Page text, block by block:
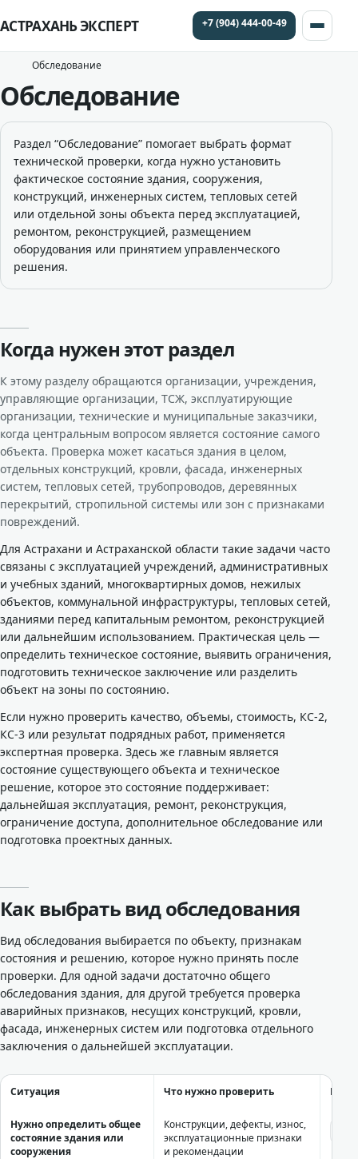
АСТРАХАНЬ ЭКСПЕРТ +7 (904) 444-00-49
Обследование
Обследование
Раздел “Обследование” помогает выбрать формат
технической проверки, когда нужно установить
фактическое состояние здания, сооружения,
конструкций, инженерных систем, тепловых сетей
или отдельной зоны объекта перед эксплуатацией,
ремонтом, реконструкцией, размещением
оборудования или принятием управленческого
решения.
Когда нужен этот раздел
К этому разделу обращаются организации, учреждения,
управляющие организации, ТСЖ, эксплуатирующие
организации, технические и муниципальные заказчики,
когда центральным вопросом является состояние самого
объекта. Проверка может касаться здания в целом,
отдельных конструкций, кровли, фасада, инженерных
систем, тепловых сетей, трубопроводов, деревянных
перекрытий, стропильной системы или зон с признаками
повреждений.
Для Астрахани и Астраханской области такие задачи часто
связаны с эксплуатацией учреждений, административных
и учебных зданий, многоквартирных домов, нежилых
объектов, коммунальной инфраструктуры, тепловых сетей,
зданиями перед капитальным ремонтом, реконструкцией
или дальнейшим использованием. Практическая цель —
определить техническое состояние, выявить ограничения,
подготовить техническое заключение или разделить
объект на зоны по состоянию.
Если нужно проверить качество, объемы, стоимость, КС-2,
КС-3 или результат подрядных работ, применяется
экспертная проверка. Здесь же главным является
состояние существующего объекта и техническое
решение, которое это состояние поддерживает:
дальнейшая эксплуатация, ремонт, реконструкция,
ограничение доступа, дополнительное обследование или
подготовка проектных данных.
Как выбрать вид обследования
Вид обследования выбирается по объекту, признакам
состояния и решению, которое нужно принять после
проверки. Для одной задачи достаточно общего
обследования здания, для другой требуется проверка
аварийных признаков, несущих конструкций, кровли,
фасада, инженерных систем или подготовка отдельного
заключения о дальнейшей эксплуатации.
Ситуация Что нужно проверить Куда
Нужно определить общее
состояние здания или
сооружения
Конструкции, дефекты, износ,
эксплуатационные признаки
и рекомендации